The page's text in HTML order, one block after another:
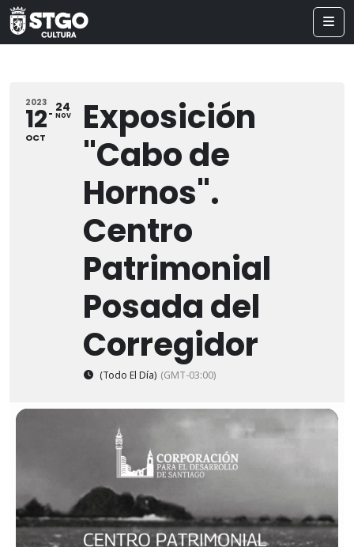
2023
12
OCT
24
NOV
Exposición
"Cabo de
Hornos".
Centro
Patrimonial
Posada del
Corregidor
(Todo El Día) (GMT-03:00)